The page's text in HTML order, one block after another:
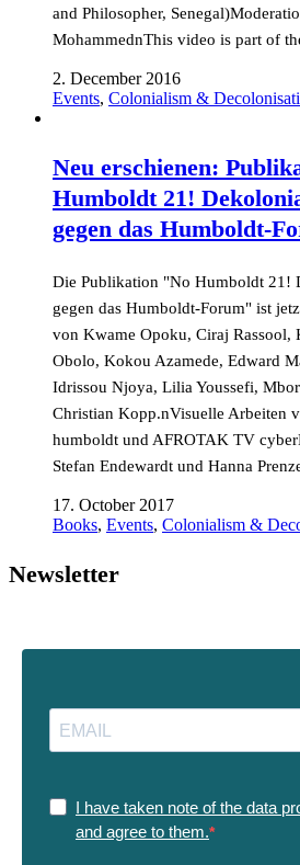
and Philosopher,
MohammednThis video is part of
2. December 2016
Events, Colonialism &
Neu erschienen:
Humboldt 21!
gegen das Humboldt-
Die Publikation "No Humboldt 21!
gegen das Humboldt-Forum" ist
von Kwame Opoku, Ciraj Rassool,
Obolo, Kokou Azamede, Edward
Idrissou Njoya, Lilia Youssefi,
Christian Kopp.nVisuelle Arbeiten
humboldt und AFROTAK TV
Stefan Endewardt und Hanna
17. October 2017
Books, Events, Colonialism &
Newsletter
I have taken note of the data
and agree to them.